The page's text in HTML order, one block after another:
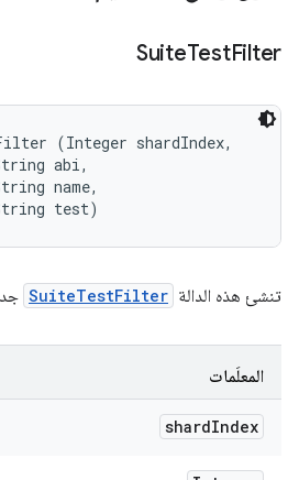
SuiteTestFilter
(Integer shardIndex,
abi,
name,
test)
تنشئ هذه الدالة SuiteTestFilter
المعلَمات
shardIndex